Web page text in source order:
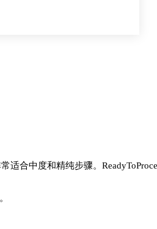
适合中度和精纯步骤。